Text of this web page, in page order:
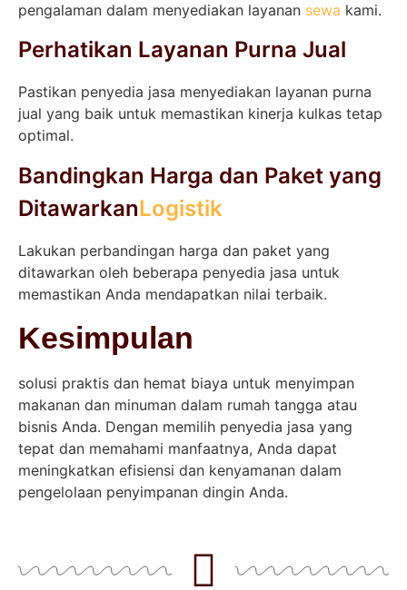
pengalaman dalam menyediakan layanan sewa kami.
Perhatikan Layanan Purna Jual
Pastikan penyedia jasa menyediakan layanan purna
jual yang baik untuk memastikan kinerja kulkas tetap
optimal.
Bandingkan Harga dan Paket yang
DitawarkanLogistik
Lakukan perbandingan harga dan paket yang
ditawarkan oleh beberapa penyedia jasa untuk
memastikan Anda mendapatkan nilai terbaik.
Kesimpulan
solusi praktis dan hemat biaya untuk menyimpan
makanan dan minuman dalam rumah tangga atau
bisnis Anda. Dengan memilih penyedia jasa yang
tepat dan memahami manfaatnya, Anda dapat
meningkatkan efisiensi dan kenyamanan dalam
pengelolaan penyimpanan dingin Anda.